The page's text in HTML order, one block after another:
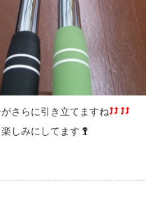
さらに引き立てますね
しみにしてます